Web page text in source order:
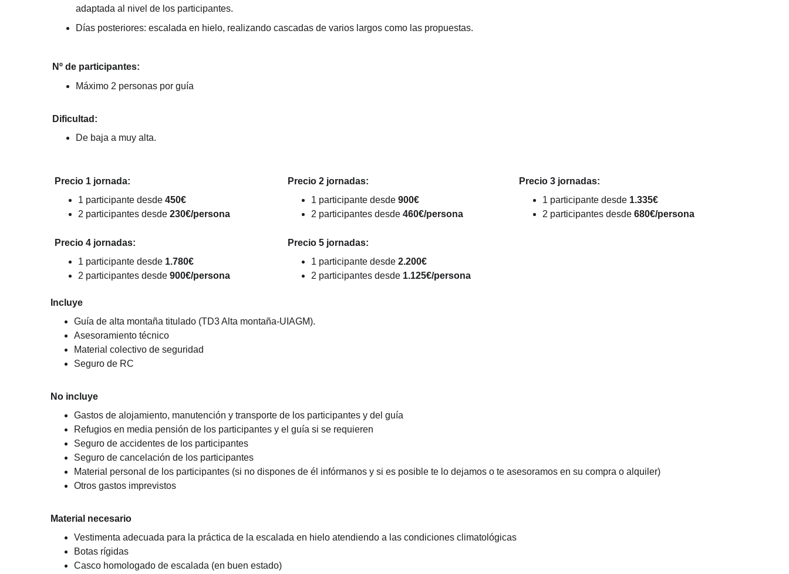
adaptada al nivel de los participantes.
Días posteriores: escalada en hielo, realizando cascadas de varios largos como las propuestas.
Nº de participantes:
Máximo 2 personas por guía
Dificultad:
De baja a muy alta.
Precio 1 jornada:
1 participante desde 450€
2 participantes desde 230€/persona
Precio 2 jornadas:
1 participante desde 900€
2 participantes desde 460€/persona
Precio 3 jornadas:
1 participante desde 1.335€
2 participantes desde 680€/persona
Precio 4 jornadas:
1 participante desde 1.780€
2 participantes desde 900€/persona
Precio 5 jornadas:
1 participante desde 2.200€
2 participantes desde 1.125€/persona
Incluye
Guía de alta montaña titulado (TD3 Alta montaña-UIAGM).
Asesoramiento técnico
Material colectivo de seguridad
Seguro de RC
No incluye
Gastos de alojamiento, manutención y transporte de los participantes y del guía
Refugios en media pensión de los participantes y el guía si se requieren
Seguro de accidentes de los participantes
Seguro de cancelación de los participantes
Material personal de los participantes (si no dispones de él infórmanos y si es posible te lo dejamos o te asesoramos en su compra o alquiler)
Otros gastos imprevistos
Material necesario
Vestimenta adecuada para la práctica de la escalada en hielo atendiendo a las condiciones climatológicas
Botas rígidas
Casco homologado de escalada (en buen estado)